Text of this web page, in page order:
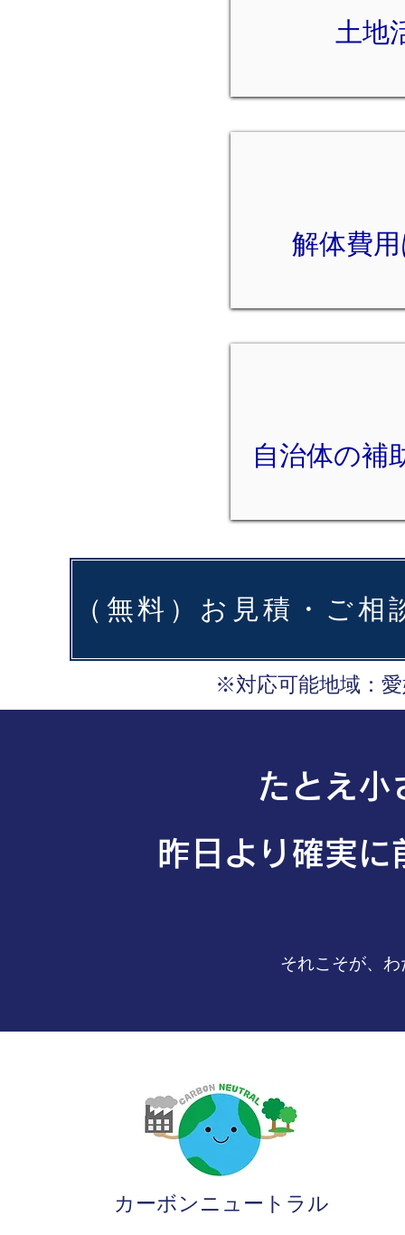
土地
解体費
自治体の補
※対応可能地域：
たとえ小
昨日より確実
それこそが、
カーボンニュートラル